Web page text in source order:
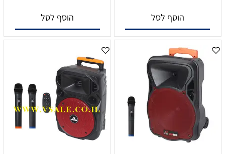
הוסף לסל הוסף לסל